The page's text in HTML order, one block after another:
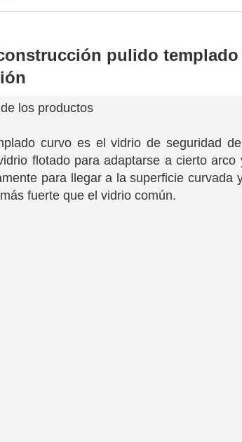
pulido templado
los productos
curvo es el vidrio de seguridad
flotado para adaptarse a cierto
para llegar a la superficie curvada
fuerte que el vidrio común.